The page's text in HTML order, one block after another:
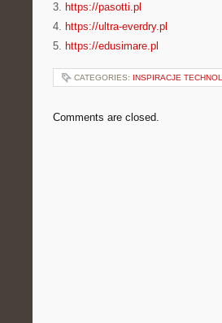
3. https://pasotti.pl
4. https://ultra-everdry.pl
5. https://edusimare.pl
CATEGORIES: INSPIRACJE
Comments are closed.